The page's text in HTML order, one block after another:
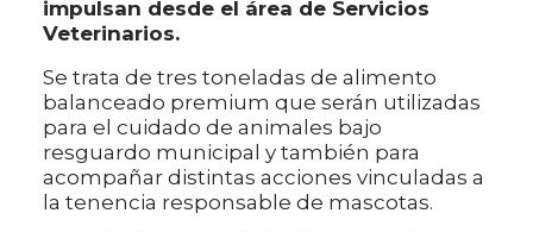
impulsan desde el área de Servicios
Veterinarios.
Se trata de tres toneladas de alimento
balanceado premium que serán utilizadas
para el cuidado de animales bajo
resguardo municipal y también para
acompañar distintas acciones vinculadas a
la tenencia responsable de mascotas.